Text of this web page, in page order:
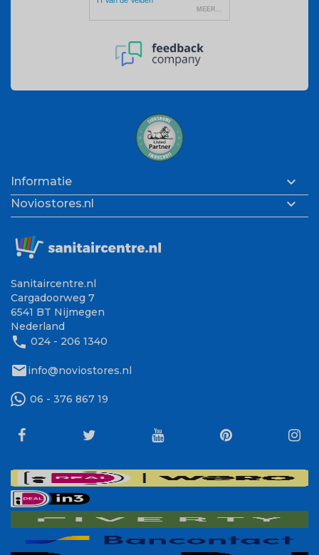
Informatie 
Noviostores.nl 
Sanitaircentre.nl
Cargadoorweg 7
6541 BT Nijmegen
Nederland
phone 024 - 206 1340
mailinfo@noviostores.nl
06 - 376 867 19